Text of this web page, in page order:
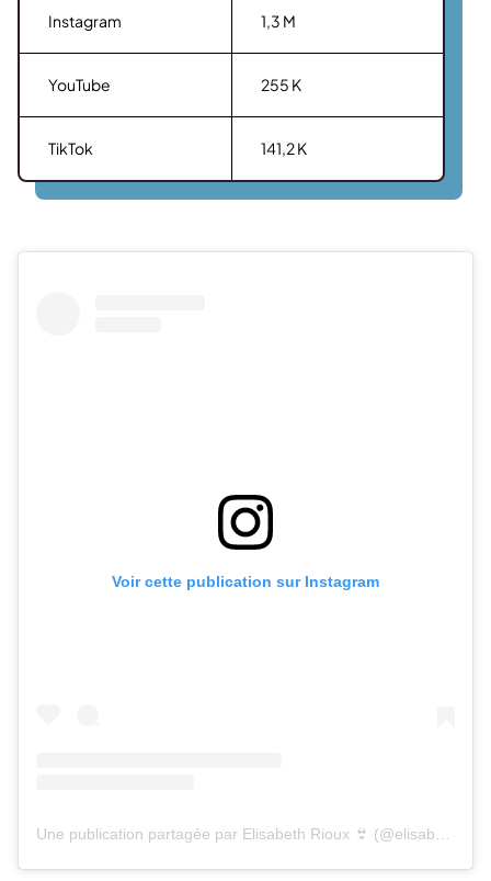
Instagram 1,3 M
YouTube 255 K
TikTok 141,2 K
Voir cette publication sur Instagram
Une publication partagée par Elisabeth Rioux 👙 (@elisabethrioux)